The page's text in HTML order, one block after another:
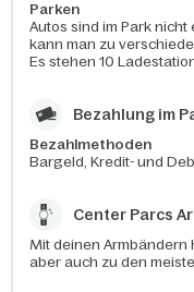
Parken
Autos sind im Park
kann man zu
Es stehen 10
Bezahlung im
Bezahlmethoden
Bargeld, Kredit- und
Center Parcs
Mit deinen Armbändern
aber auch zu den